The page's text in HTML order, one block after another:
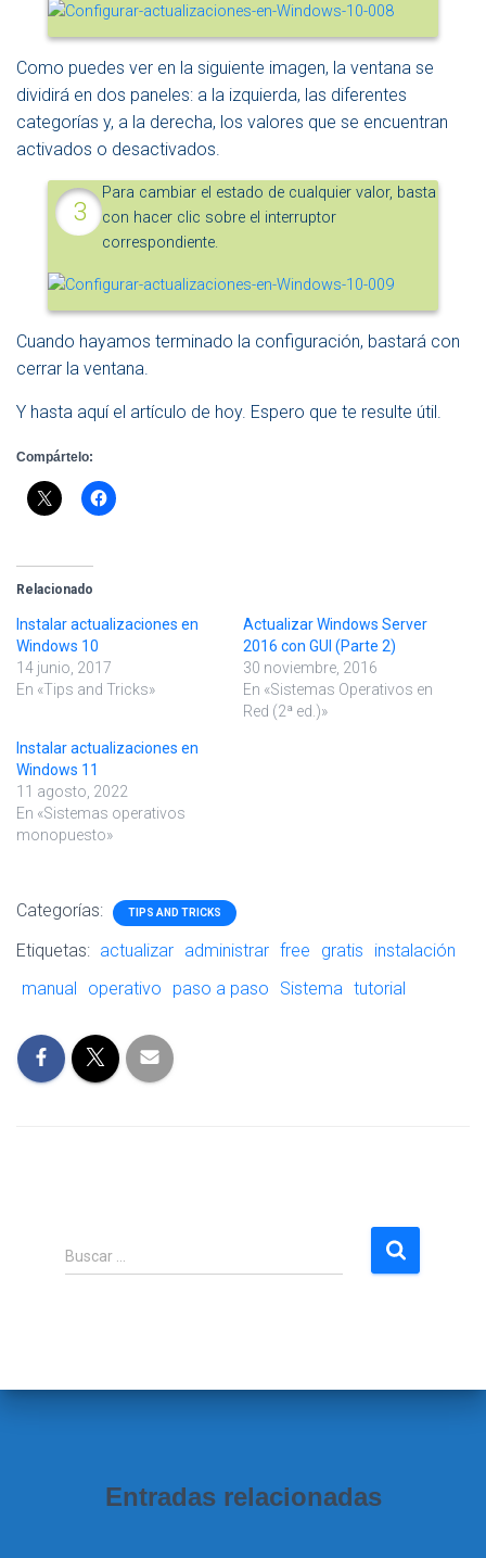
Como puedes ver en la siguiente imagen, la ventana se
dividirá en dos paneles: a la izquierda, las diferentes
categorías y, a la derecha, los valores que se encuentran
activados o desactivados.
Para cambiar el estado de cualquier valor, basta
con hacer clic sobre el interruptor
correspondiente.
Cuando hayamos terminado la configuración, bastará con
cerrar la ventana.
Y hasta aquí el artículo de hoy. Espero que te resulte útil.
Compártelo:
Relacionado
Instalar actualizaciones en
Windows 10
14 junio, 2017
En «Tips and Tricks»
Actualizar Windows Server
2016 con GUI (Parte 2)
30 noviembre, 2016
En «Sistemas Operativos en
Red (2ª ed.)»
Instalar actualizaciones en
Windows 11
11 agosto, 2022
En «Sistemas operativos
monopuesto»
Categorías: TIPS AND TRICKS
Etiquetas: actualizar administrar free gratis
instalación
manual
operativo paso a paso Sistema tutorial
B
u
:
Buscar …
Entradas relacionadas